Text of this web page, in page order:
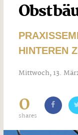
HINTEREN
Mittwoch, 13.
0
shares